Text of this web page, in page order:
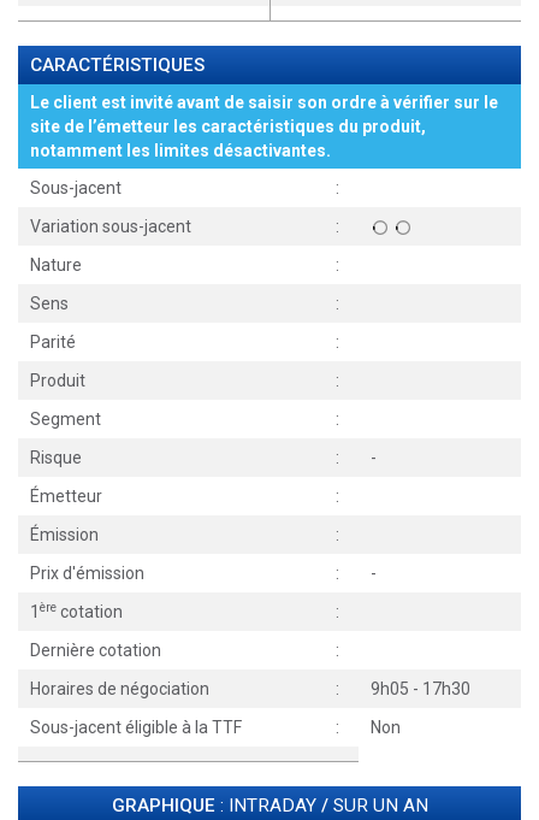
CARACTÉRISTIQUES
Le client est invité avant de saisir son ordre à vérifier sur le
site de l’émetteur les caractéristiques du produit,
notamment les limites désactivantes.
Sous-jacent
:
Variation sous-jacent
:
Nature
:
Sens
:
Parité
:
Produit
:
Segment
:
Risque
:
-
Émetteur
:
Émission
:
Prix d'émission
:
-
1 ère cotation
:
Dernière cotation
:
Horaires de négociation
:
9h05 - 17h30
Sous-jacent éligible à la TTF
: Non
GRAPHIQUE : INTRADAY/ SUR UN AN